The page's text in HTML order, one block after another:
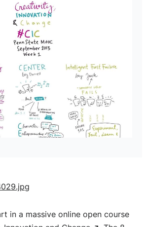
in a massive online open course